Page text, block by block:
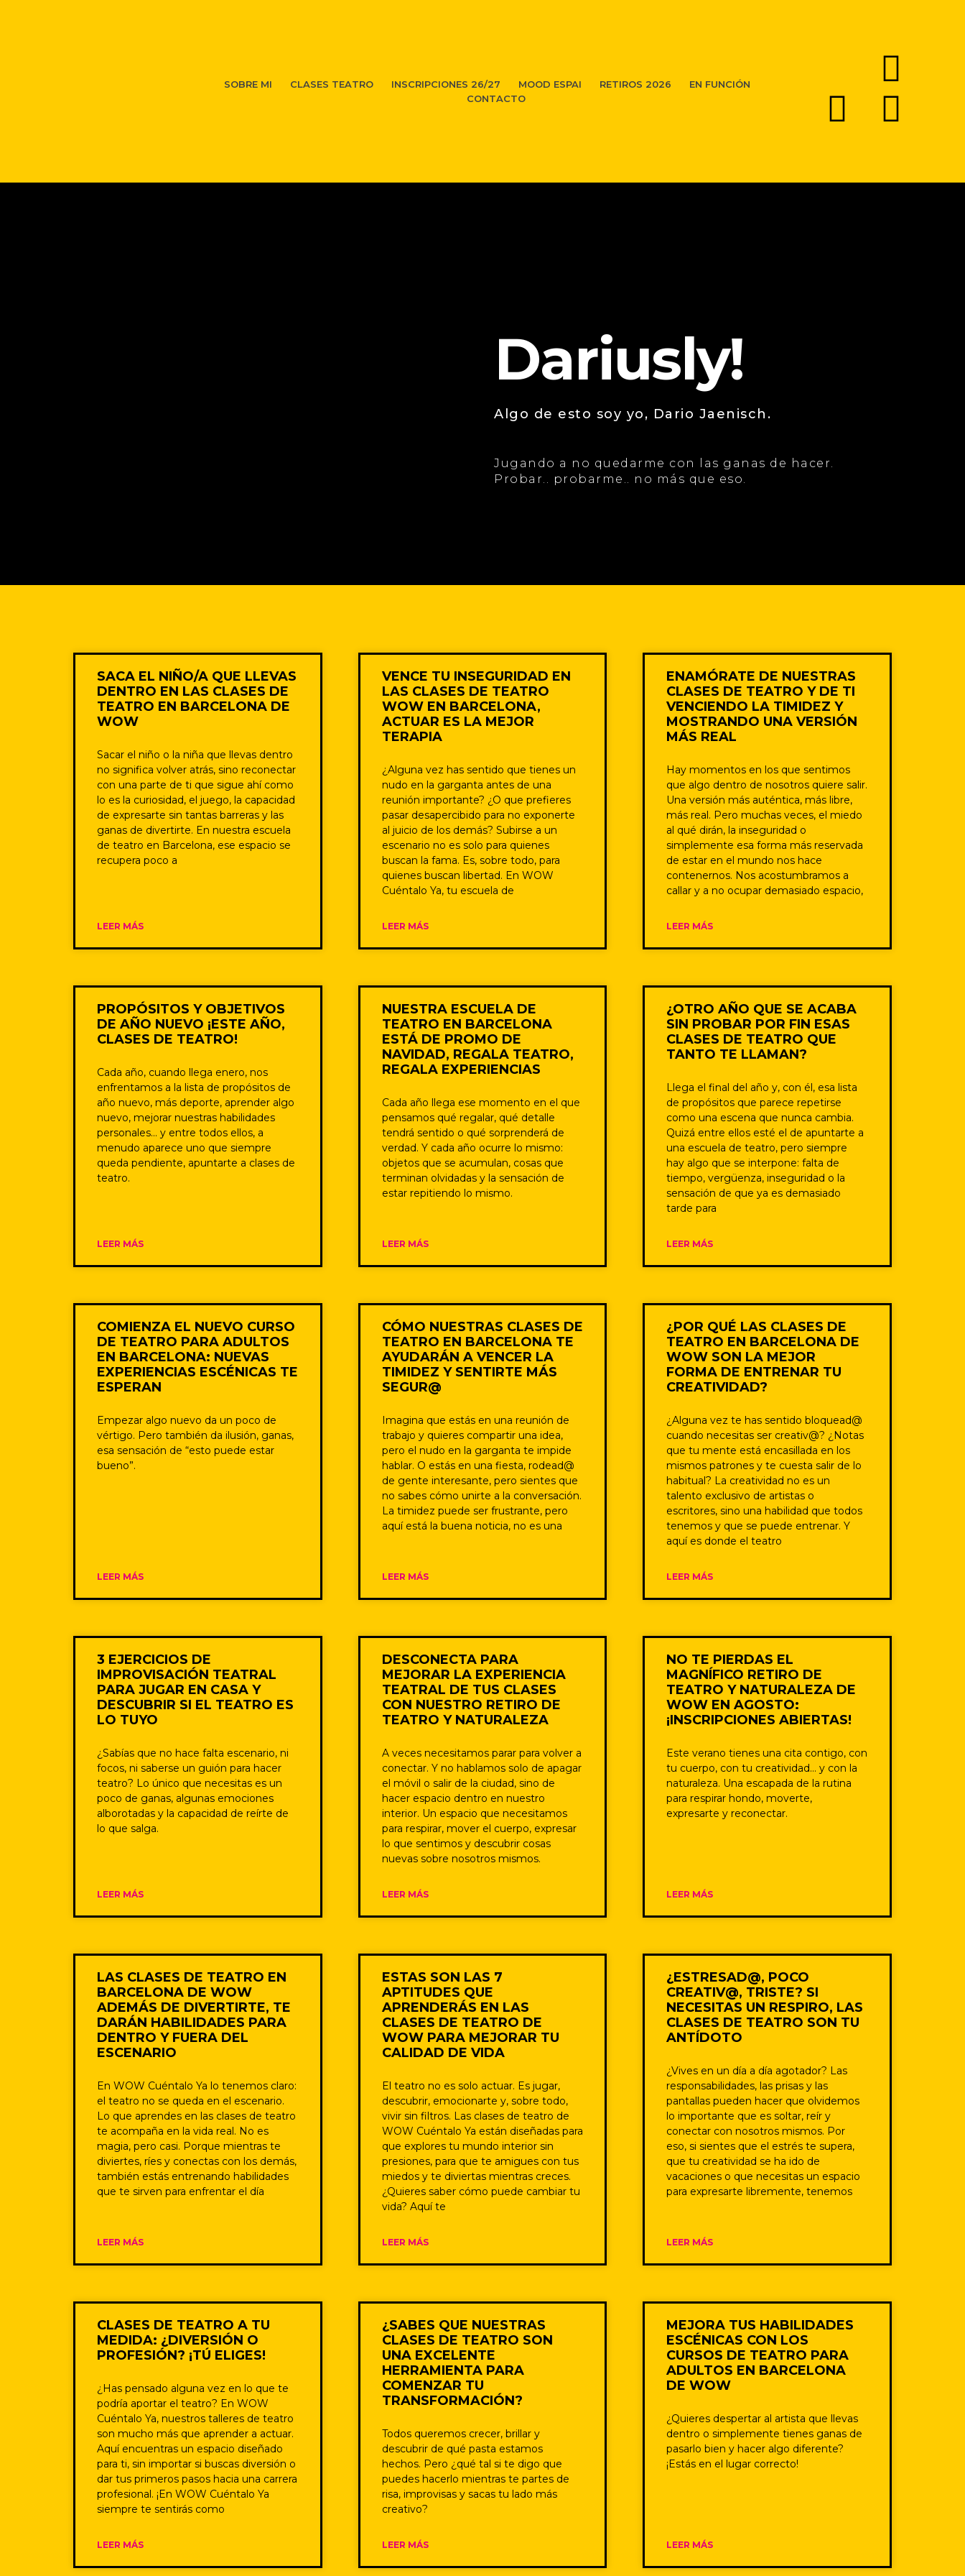
SOBRE MI CLASES TEATRO INSCRIPCIONES 26/27 MOOD ESPAI RETIROS 2026
EN FUNCIÓN
CONTACTO
Dariusly!
Algo de esto soy yo, Dario Jaenisch.
Jugando a no quedarme con las ganas de hacer.
Probar.. probarme.. no más que eso.
SACA EL NIÑO/A QUE LLEVAS
DENTRO EN LAS CLASES DE
TEATRO EN BARCELONA DE
WOW
Sacar el niño o la niña que llevas dentro
no significa volver atrás, sino reconectar
con una parte de ti que sigue ahí como
lo es la curiosidad, el juego, la capacidad
de expresarte sin tantas barreras y las
ganas de divertirte. En nuestra escuela
de teatro en Barcelona, ese espacio se
recupera poco a
LEER MÁS
VENCE TU INSEGURIDAD EN
LAS CLASES DE TEATRO
WOW EN BARCELONA,
ACTUAR ES LA MEJOR
TERAPIA
¿Alguna vez has sentido que tienes un
nudo en la garganta antes de una
reunión importante? ¿O que prefieres
pasar desapercibido para no exponerte
al juicio de los demás? Subirse a un
escenario no es solo para quienes
buscan la fama. Es, sobre todo, para
quienes buscan libertad. En WOW
Cuéntalo Ya, tu escuela de
LEER MÁS
ENAMÓRATE DE NUESTRAS
CLASES DE TEATRO Y DE TI
VENCIENDO LA TIMIDEZ Y
MOSTRANDO UNA VERSIÓN
MÁS REAL
Hay momentos en los que sentimos
que algo dentro de nosotros quiere salir.
Una versión más auténtica, más libre,
más real. Pero muchas veces, el miedo
al qué dirán, la inseguridad o
simplemente esa forma más reservada
de estar en el mundo nos hace
contenernos. Nos acostumbramos a
callar y a no ocupar demasiado espacio,
LEER MÁS
PROPÓSITOS Y OBJETIVOS
DE AÑO NUEVO ¡ESTE AÑO,
CLASES DE TEATRO!
Cada año, cuando llega enero, nos
enfrentamos a la lista de propósitos de
año nuevo, más deporte, aprender algo
nuevo, mejorar nuestras habilidades
personales… y entre todos ellos, a
menudo aparece uno que siempre
queda pendiente, apuntarte a clases de
teatro.
LEER MÁS
NUESTRA ESCUELA DE
TEATRO EN BARCELONA
ESTÁ DE PROMO DE
NAVIDAD, REGALA TEATRO,
REGALA EXPERIENCIAS
Cada año llega ese momento en el que
pensamos qué regalar, qué detalle
tendrá sentido o qué sorprenderá de
verdad. Y cada año ocurre lo mismo:
objetos que se acumulan, cosas que
terminan olvidadas y la sensación de
estar repitiendo lo mismo.
LEER MÁS
¿OTRO AÑO QUE SE ACABA
SIN PROBAR POR FIN ESAS
CLASES DE TEATRO QUE
TANTO TE LLAMAN?
Llega el final del año y, con él, esa lista
de propósitos que parece repetirse
como una escena que nunca cambia.
Quizá entre ellos esté el de apuntarte a
una escuela de teatro, pero siempre
hay algo que se interpone: falta de
tiempo, vergüenza, inseguridad o la
sensación de que ya es demasiado
tarde para
LEER MÁS
COMIENZA EL NUEVO CURSO
DE TEATRO PARA ADULTOS
EN BARCELONA: NUEVAS
EXPERIENCIAS ESCÉNICAS TE
ESPERAN
Empezar algo nuevo da un poco de
vértigo. Pero también da ilusión, ganas,
esa sensación de “esto puede estar
bueno”.
LEER MÁS
CÓMO NUESTRAS CLASES DE
TEATRO EN BARCELONA TE
AYUDARÁN A VENCER LA
TIMIDEZ Y SENTIRTE MÁS
SEGUR@
Imagina que estás en una reunión de
trabajo y quieres compartir una idea,
pero el nudo en la garganta te impide
hablar. O estás en una fiesta, rodead@
de gente interesante, pero sientes que
no sabes cómo unirte a la conversación.
La timidez puede ser frustrante, pero
aquí está la buena noticia, no es una
LEER MÁS
¿POR QUÉ LAS CLASES DE
TEATRO EN BARCELONA DE
WOW SON LA MEJOR
FORMA DE ENTRENAR TU
CREATIVIDAD?
¿Alguna vez te has sentido bloquead@
cuando necesitas ser creativ@? ¿Notas
que tu mente está encasillada en los
mismos patrones y te cuesta salir de lo
habitual? La creatividad no es un
talento exclusivo de artistas o
escritores, sino una habilidad que todos
tenemos y que se puede entrenar. Y
aquí es donde el teatro
LEER MÁS
3 EJERCICIOS DE
IMPROVISACIÓN TEATRAL
PARA JUGAR EN CASA Y
DESCUBRIR SI EL TEATRO ES
LO TUYO
¿Sabías que no hace falta escenario, ni
focos, ni saberse un guión para hacer
teatro? Lo único que necesitas es un
poco de ganas, algunas emociones
alborotadas y la capacidad de reírte de
lo que salga.
LEER MÁS
DESCONECTA PARA
MEJORAR LA EXPERIENCIA
TEATRAL DE TUS CLASES
CON NUESTRO RETIRO DE
TEATRO Y NATURALEZA
A veces necesitamos parar para volver a
conectar. Y no hablamos solo de apagar
el móvil o salir de la ciudad, sino de
hacer espacio dentro en nuestro
interior. Un espacio que necesitamos
para respirar, mover el cuerpo, expresar
lo que sentimos y descubrir cosas
nuevas sobre nosotros mismos.
LEER MÁS
NO TE PIERDAS EL
MAGNÍFICO RETIRO DE
TEATRO Y NATURALEZA DE
WOW EN AGOSTO:
¡INSCRIPCIONES ABIERTAS!
Este verano tienes una cita contigo, con
tu cuerpo, con tu creatividad… y con la
naturaleza. Una escapada de la rutina
para respirar hondo, moverte,
expresarte y reconectar.
LEER MÁS
LAS CLASES DE TEATRO EN
BARCELONA DE WOW
ADEMÁS DE DIVERTIRTE, TE
DARÁN HABILIDADES PARA
DENTRO Y FUERA DEL
ESCENARIO
En WOW Cuéntalo Ya lo tenemos claro:
el teatro no se queda en el escenario.
Lo que aprendes en las clases de teatro
te acompaña en la vida real. No es
magia, pero casi. Porque mientras te
diviertes, ríes y conectas con los demás,
también estás entrenando habilidades
que te sirven para enfrentar el día
LEER MÁS
ESTAS SON LAS 7
APTITUDES QUE
APRENDERÁS EN LAS
CLASES DE TEATRO DE
WOW PARA MEJORAR TU
CALIDAD DE VIDA
El teatro no es solo actuar. Es jugar,
descubrir, emocionarte y, sobre todo,
vivir sin filtros. Las clases de teatro de
WOW Cuéntalo Ya están diseñadas para
que explores tu mundo interior sin
presiones, para que te amigues con tus
miedos y te diviertas mientras creces.
¿Quieres saber cómo puede cambiar tu
vida? Aquí te
LEER MÁS
¿ESTRESAD@, POCO
CREATIV@, TRISTE? SI
NECESITAS UN RESPIRO, LAS
CLASES DE TEATRO SON TU
ANTÍDOTO
¿Vives en un día a día agotador? Las
responsabilidades, las prisas y las
pantallas pueden hacer que olvidemos
lo importante que es soltar, reír y
conectar con nosotros mismos. Por
eso, si sientes que el estrés te supera,
que tu creatividad se ha ido de
vacaciones o que necesitas un espacio
para expresarte libremente, tenemos
LEER MÁS
CLASES DE TEATRO A TU
MEDIDA: ¿DIVERSIÓN O
PROFESIÓN? ¡TÚ ELIGES!
¿Has pensado alguna vez en lo que te
podría aportar el teatro? En WOW
Cuéntalo Ya, nuestros talleres de teatro
son mucho más que aprender a actuar.
Aquí encuentras un espacio diseñado
para ti, sin importar si buscas diversión o
dar tus primeros pasos hacia una carrera
profesional. ¡En WOW Cuéntalo Ya
siempre te sentirás como
LEER MÁS
¿SABES QUE NUESTRAS
CLASES DE TEATRO SON
UNA EXCELENTE
HERRAMIENTA PARA
COMENZAR TU
TRANSFORMACIÓN?
Todos queremos crecer, brillar y
descubrir de qué pasta estamos
hechos. Pero ¿qué tal si te digo que
puedes hacerlo mientras te partes de
risa, improvisas y sacas tu lado más
creativo?
LEER MÁS
MEJORA TUS HABILIDADES
ESCÉNICAS CON LOS
CURSOS DE TEATRO PARA
ADULTOS EN BARCELONA
DE WOW
¿Quieres despertar al artista que llevas
dentro o simplemente tienes ganas de
pasarlo bien y hacer algo diferente?
¡Estás en el lugar correcto!
LEER MÁS